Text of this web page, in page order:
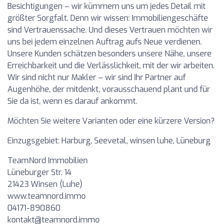
Besichtigungen – wir kümmern uns um jedes Detail mit
größter Sorgfalt. Denn wir wissen: Immobiliengeschäfte
sind Vertrauenssache. Und dieses Vertrauen möchten wir
uns bei jedem einzelnen Auftrag aufs Neue verdienen.
Unsere Kunden schätzen besonders unsere Nähe, unsere
Erreichbarkeit und die Verlässlichkeit, mit der wir arbeiten.
Wir sind nicht nur Makler – wir sind Ihr Partner auf
Augenhöhe, der mitdenkt, vorausschauend plant und für
Sie da ist, wenn es darauf ankommt.
Möchten Sie weitere Varianten oder eine kürzere Version?
Einzugsgebiet: Harburg, Seevetal, winsen luhe, Lüneburg
TeamNord Immobilien
Lüneburger Str. 14
21423 Winsen (Luhe)
www.teamnord.immo
04171-890860
kontakt@teamnord.immo